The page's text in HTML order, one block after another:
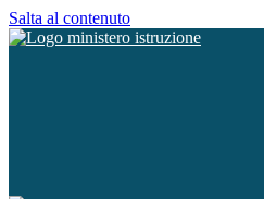
Salta al contenuto